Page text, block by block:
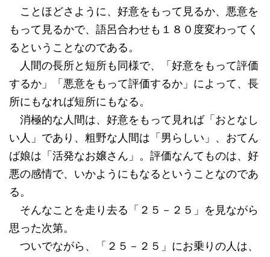
ことほどさように、好意をもって見るか、悪意を
もって見るかで、語呂合わせも１８０度変わってく
るということなのである。
人間の長所と短所も同様で、「好意をもって評価
するか」「悪意をもって評価するか」によって、長
所にもなれば短所にもなる。
消極的な人間は、好意をもって見れば「おとなし
い人」であり、粗野な人間は「男らしい」、おてん
ば娘は「活発なお嬢さん」。評価なんてものは、好
悪の感情で、いかようにもなるということなのであ
る。
そんなことを走り去る「２５－２５」を見ながら
思った次第。
ついでながら、「２５－２５」にお乗りの人は、